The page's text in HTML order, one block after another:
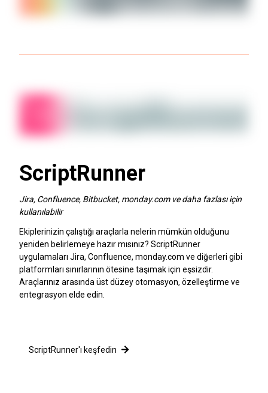
ScriptRunner
Jira, Confluence, Bitbucket, monday.com ve daha fazlası için
kullanılabilir
Ekiplerinizin çalıştığı araçlarla nelerin mümkün olduğunu
yeniden belirlemeye hazır mısınız? ScriptRunner
uygulamaları Jira, Confluence, monday.com ve diğerleri gibi
platformları sınırlarının ötesine taşımak için eşsizdir.
Araçlarınız arasında üst düzey otomasyon, özelleştirme ve
entegrasyon elde edin.
ScriptRunner'ı keşfedin